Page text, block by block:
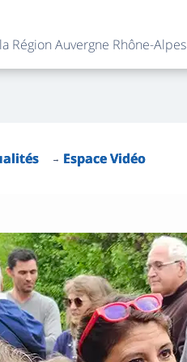
Région Auvergne Rhône-Alpes
Espace Vidéo